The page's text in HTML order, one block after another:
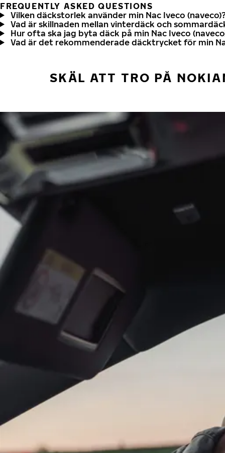
FREQUENTLY ASKED QUESTIONS
Vilken däckstorlek använder min Nac Iveco
Vad är skillnaden mellan vinterdäck och
Hur ofta ska jag byta däck på min Nac Iveco
Vad är det rekommenderade däcktrycket för min
SKÄL ATT TRO PÅ